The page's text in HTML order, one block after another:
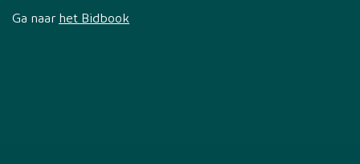
Ga naar het Bidbook